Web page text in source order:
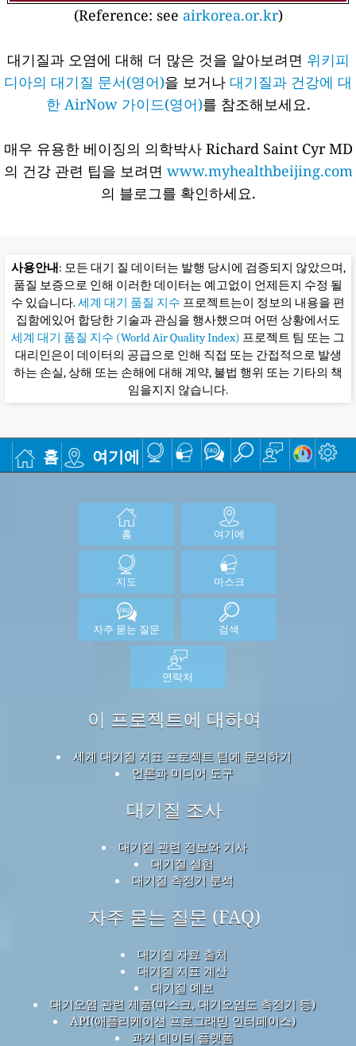
(Reference: see airkorea.or.kr)
대기질과 오염에 대해 더 많은 것을 알아보려면 위키피
디아의 대기질 문서(영어)을 보거나 대기질과 건강에 대
한 AirNow 가이드(영어)를 참조해보세요.
매우 유용한 베이징의 의학박사 Richard Saint Cyr MD
의 건강 관련 팁을 보려면 www.myhealthbeijing.com
의 블로그를 확인하세요.
사용안내 : 모든 대기 질 데이터는 발행 당시에 검증되지 않았으며,
품질 보증으로 인해 이러한 데이터는 예고없이 언제든지 수정 될
수 있습니다.세계 대기 품질 지수 프로젝트는이 정보의 내용을 편
집함에있어 합당한 기술과 관심을 행사했으며 어떤 상황에서도
세계 대기 품질 지수 (World Air Quality Index) 프로젝트 팀 또는 그
대리인은이 데이터의 공급으로 인해 직접 또는 간접적으로 발생
하는 손실, 상해 또는 손해에 대해 계약, 불법 행위 또는 기타의 책
임을지지 않습니다.
홈 여기에
홈 여기에
지도 마스크
자주 묻는 질문 검색
연락처
이 프로젝트에 대하여
세계 대기질 지표 프로젝트 팀에 문의하기
언론과 미디어 도구
대기질 조사
대기질 관련 정보와 기사
대기질 실험
대기질 측정기 분석
자주 묻는 질문 (FAQ)
대기질 자료 출처
대기질 지표 계산
대기질 예보
대기오염 관련 제품(마스크, 대기오염도 측정기 등)
API(애플리케이션 프로그래밍 인터페이스)
과거 데이터 플랫폼